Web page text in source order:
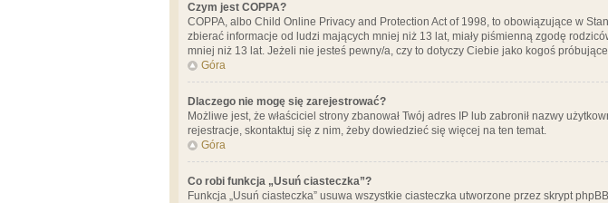
Czym jest COPPA?
COPPA, albo Child Online Privacy and Protection Act of 1998, to obowiązujące w
zbierać informacje od ludzi mających mniej niż 13 lat, miały piśmienną zgodę
mniej niż 13 lat. Jeżeli nie jesteś pewny/a, czy to dotyczy Ciebie jako kogoś
Góra
Dlaczego nie mogę się zarejestrować?
Możliwe jest, że właściciel strony zbanował Twój adres IP lub zabronił nazwy
rejestracje, skontaktuj się z nim, żeby dowiedzieć się więcej na ten temat.
Góra
Co robi funkcja „Usuń ciasteczka”?
Funkcja „Usuń ciasteczka” usuwa wszystkie ciasteczka utworzone przez skrypt